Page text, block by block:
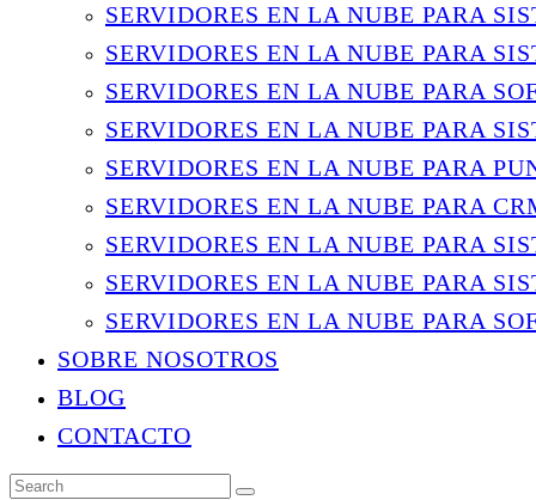
SERVIDORES EN LA NUBE PARA
SERVIDORES EN LA NUBE PARA
SERVIDORES EN LA NUBE PARA
SERVIDORES EN LA NUBE PARA
SERVIDORES EN LA NUBE PARA
SERVIDORES EN LA NUBE PARA
SERVIDORES EN LA NUBE PARA
SERVIDORES EN LA NUBE PARA
SERVIDORES EN LA NUBE PARA
SOBRE NOSOTROS
BLOG
CONTACTO